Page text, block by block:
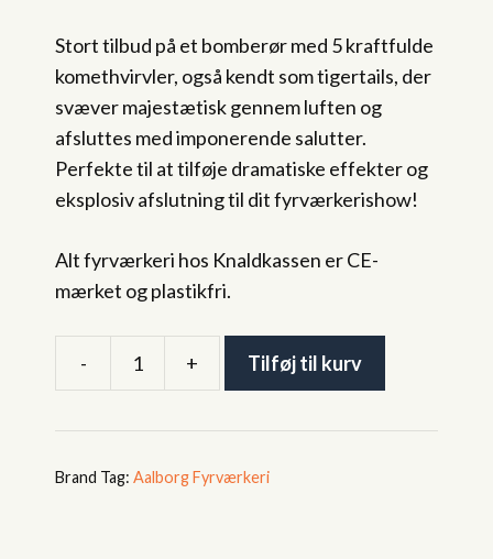
was:
159,80 kr..
is:
99,95 kr..
Stort tilbud på et bomberør med 5 kraftfulde
komethvirvler, også kendt som tigertails, der
svæver majestætisk gennem luften og
afsluttes med imponerende salutter.
Perfekte til at tilføje dramatiske effekter og
eksplosiv afslutning til dit fyrværkerishow!
Alt fyrværkeri hos Knaldkassen er CE-
mærket og plastikfri.
-
Tigertails
Bomberør
+ Tilføj til kurv
Tag: Aalborg Fyrværkeri